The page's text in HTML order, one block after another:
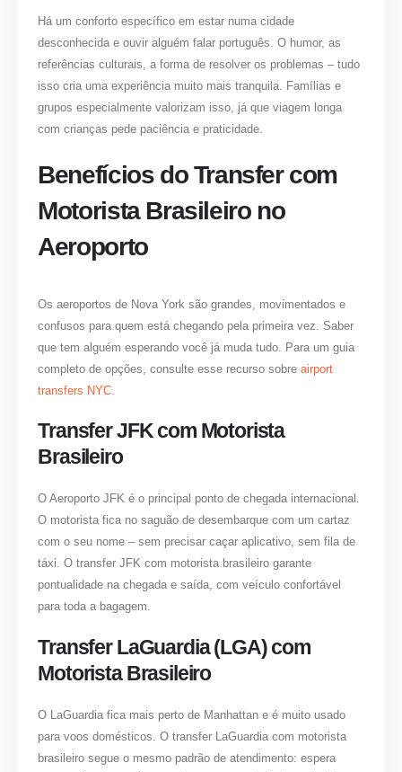
Há um conforto específico em estar numa cidade
desconhecida e ouvir alguém falar português. O humor, as
referências culturais, a forma de resolver os problemas – tudo
isso cria uma experiência muito mais tranquila. Famílias e
grupos especialmente valorizam isso, já que viagem longa
com crianças pede paciência e praticidade.
Benefícios do Transfer com
Motorista Brasileiro no
Aeroporto
Os aeroportos de Nova York são grandes, movimentados e
confusos para quem está chegando pela primeira vez. Saber
que tem alguém esperando você já muda tudo. Para um guia
completo de opções, consulte esse recurso sobreairport
transfers NYC
Transfer JFK com Motorista
Brasileiro
O Aeroporto JFK é o principal ponto de chegada internacional.
O motorista fica no saguão de desembarque com um cartaz
com o seu nome – sem precisar caçar aplicativo, sem fila de
táxi. O transfer JFK com motorista brasileiro garante
pontualidade na chegada e saída, com veículo confortável
para toda a bagagem.
Transfer LaGuardia (LGA) com
Motorista Brasileiro
O LaGuardia fica mais perto de Manhattan e é muito usado
para voos domésticos. O transfer LaGuardia com motorista
brasileiro segue o mesmo padrão de atendimento: espera